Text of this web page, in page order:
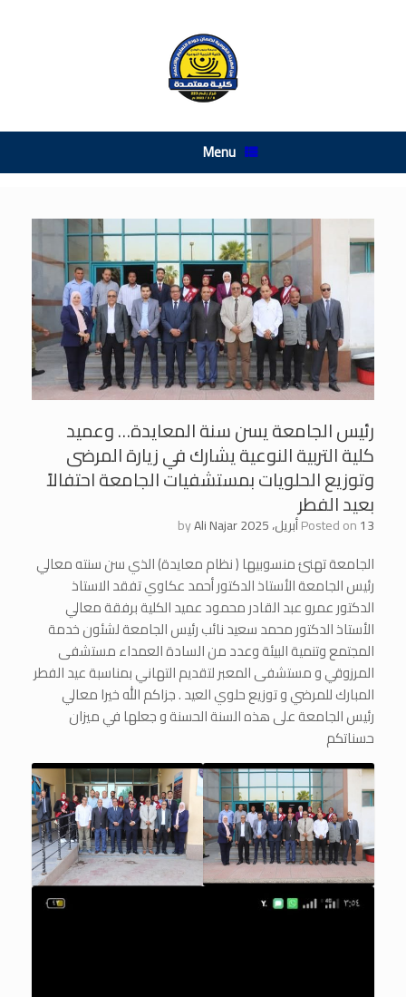
Menu
رئيس الجامعة يسن سنة المعايدة… وعميد
كلية التربية النوعية يشارك في زيارة المرضى
وتوزيع الحلويات بمستشفيات الجامعة احتفالاً
بعيد الفطر
Posted on13 أبريل، 2025 byAli Najar
الجامعة تهنئ منسوبيها ( نظام معايدة) الذي سن سنته معالي
رئيس الجامعة الأستاذ الدكتور أحمد عكاوي تفقد الاستاذ
الدكتور عمرو عبد القادر محمود عميد الكلية برفقة معالي
الأستاذ الدكتور محمد سعيد نائب رئيس الجامعة لشئون خدمة
المجتمع وتنمية البيئة وعدد من السادة العمداء مستشفى
المرزوقي و مستشفى المعبر لتقديم التهاني بمناسبة عيد الفطر
المبارك للمرضي و توزيع حلوي العيد . جزاكم الله خيرا معالي
رئيس الجامعة على هذه السنة الحسنة و جعلها في ميزان
حسناتكم